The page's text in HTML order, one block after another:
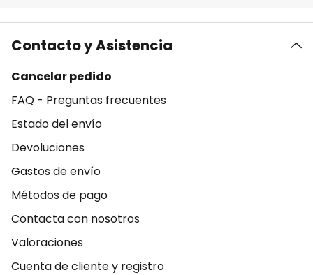
Contacto y Asistencia
Cancelar pedido
FAQ - Preguntas frecuentes
Estado del envío
Devoluciones
Gastos de envío
Métodos de pago
Contacta con nosotros
Valoraciones
Cuenta de cliente y registro